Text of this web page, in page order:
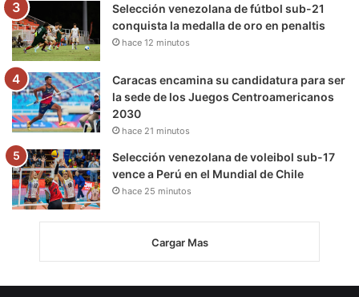
Selección venezolana de fútbol sub-21
conquista la medalla de oro en penaltis
hace 12 minutos
Caracas encamina su candidatura para ser
la sede de los Juegos Centroamericanos
2030
hace 21 minutos
Selección venezolana de voleibol sub-17
vence a Perú en el Mundial de Chile
hace 25 minutos
Cargar Mas